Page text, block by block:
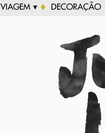
VIAGEM ▾ DECORAÇÃO